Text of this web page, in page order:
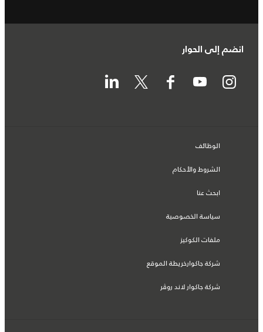
انضم إلى الحوار
الوظائف
الشروط والأحكام
ابحث عنا
سياسة الخصوصية
ملفات الكوكيز
شركة جاكوارخريطة الموقع
شركة جاكوار لاند روڤر